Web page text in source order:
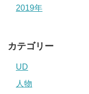
2019年
カテゴリー
UD
人物